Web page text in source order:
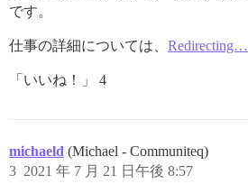
です。
仕事の詳細については、 Redirecting…
「いいね！」 4
michaeld (Michael - Communiteq)
2021 年 7 月 21 日午後 8:57
3